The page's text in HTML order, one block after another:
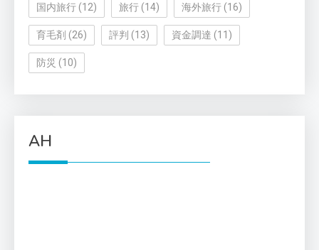
国内旅行 (12) 旅行 (14) 海外旅行 (16)
育毛剤 (26) 評判 (13) 資金調達 (11)
防災 (10)
AH